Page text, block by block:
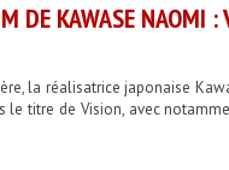
DE KAWASE NAOMI :
la réalisatrice japonaise
titre de Vision, avec